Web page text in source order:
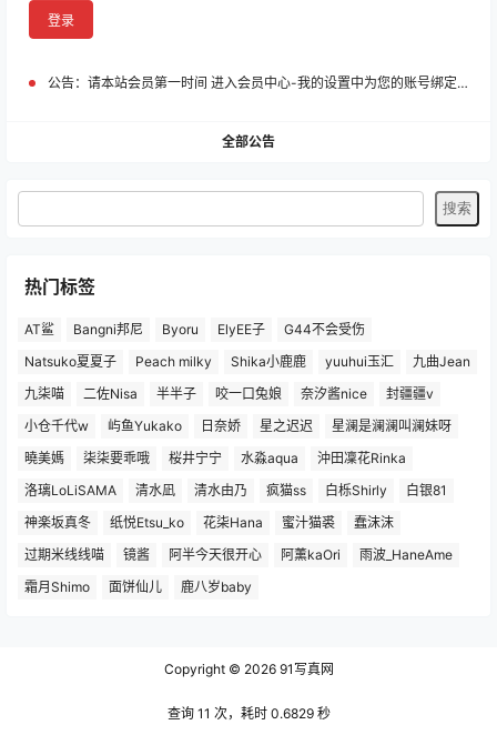
登录
公告： 请本站会员第一时间 进入会员中心-我的设置中为您的账号绑定邮箱!
全部公告
热门标签
AT鲨 Bangni邦尼 Byoru ElyEE子
G44不会受伤
Natsuko夏夏子
Peach milky Shika小鹿鹿 yuuhui玉汇
九曲Jean
九柒喵
二佐Nisa 半半子 咬一口兔娘 奈汐酱nice
封疆疆v
小仓千代w
屿鱼Yukako 日奈娇 星之迟迟
星澜是澜澜叫澜妹呀
曉美媽
柒柒要乖哦 桜井宁宁 水淼aqua
沖田凜花Rinka
洛璃LoLiSAMA
清水凪 清水由乃 疯猫ss 白栎Shirly
白银81
神楽坂真冬
纸悦Etsu_ko 花柒Hana 蜜汁猫裘
蠢沫沫
过期米线线喵
镜酱 阿半今天很开心 阿薰kaOri
雨波_HaneAme
霜月Shimo
面饼仙儿 鹿八岁baby
Copyright © 202691写真网
查询 11 次，耗时 0.6829 秒